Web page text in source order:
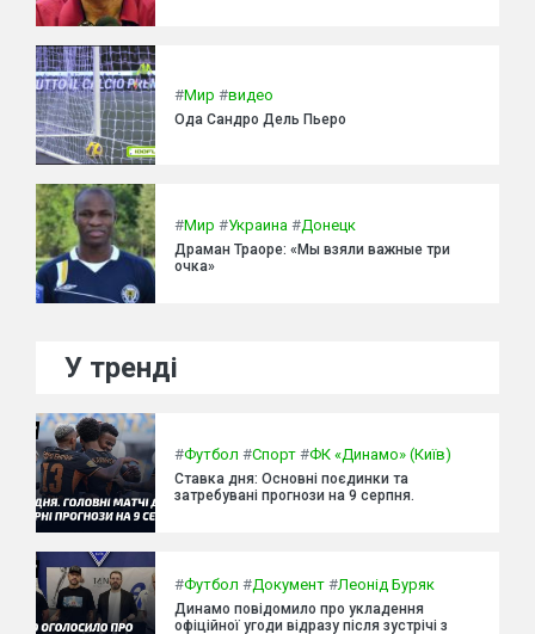
#Мир #видео
Ода Сандро Дель Пьеро
#Мир #Украина #Донецк
Драман Траоре: «Мы взяли важные три
очка»
У тренді
#Футбол #Спорт #ФК «Динамо» (Київ)
Ставка дня: Основні поєдинки та
затребувані прогнози на 9 серпня.
#Футбол #Документ #Леонід Буряк
Динамо повідомило про укладення
офіційної угоди відразу після зустрічі з